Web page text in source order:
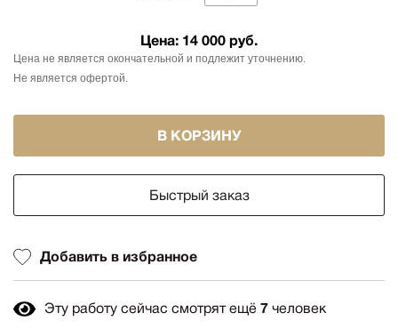
Цена: 14 000 руб.
Цена не является окончательной и подлежит уточнению.
Не является офертой.
В КОРЗИНУ
Быстрый заказ
Добавить в избранное
Эту работу сейчас смотрят ещё 7 человек